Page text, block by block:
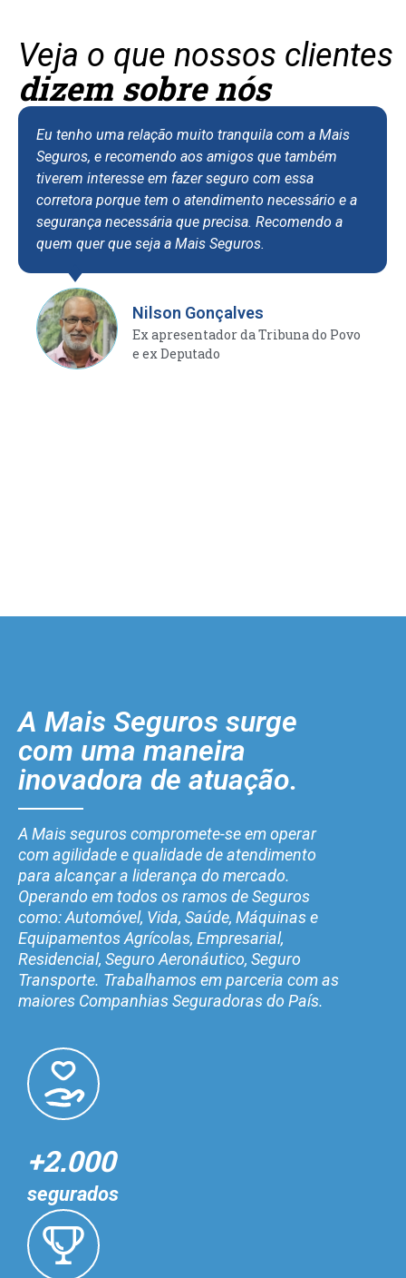
Veja o que nossos clientes
dizem sobre nós
tenho uma relação muito tranquila com a Mais
e recomendo aos amigos que também
interesse em fazer seguro com essa
porque tem o atendimento necessário e a
necessária que precisa. Recomendo a
quer que seja a Mais Seguros.
Nilson Gonçalves
Ex apresentador da Tribuna do Povo
e ex Deputado
A Mais Seguros surge
com uma maneira
inovadora de atuação.
A Mais seguros compromete-se em operar
com agilidade e qualidade de atendimento
para alcançar a liderança do mercado.
Operando em todos os ramos de Seguros
como: Automóvel, Vida, Saúde, Máquinas e
Equipamentos Agrícolas, Empresarial,
Residencial, Seguro Aeronáutico, Seguro
Transporte. Trabalhamos em parceria com as
maiores Companhias Seguradoras do País.
+2.000
segurados